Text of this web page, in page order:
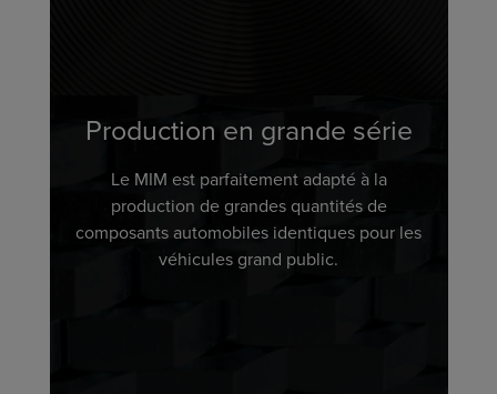
Production en grande série
Le MIM est parfaitement adapté à la
production de grandes quantités de
composants automobiles identiques pour les
véhicules grand public.